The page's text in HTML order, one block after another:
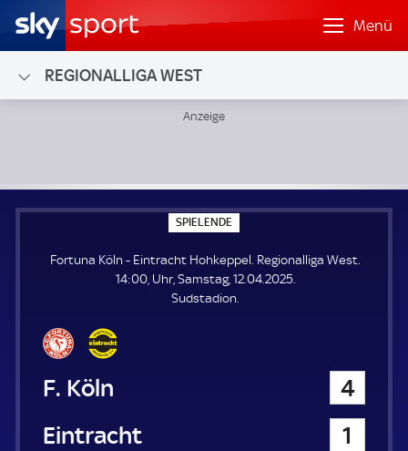
Menü
REGIONALLIGA WEST
SPIELENDE
P
E
L
E
N
Fortuna Köln - Eintracht Hohkeppel. Regionalliga West.
14:00, Uhr, Samstag, 12.04.2025.
Sudstadion.
Fortuna Köln
4
Eintracht Hohkeppel
1